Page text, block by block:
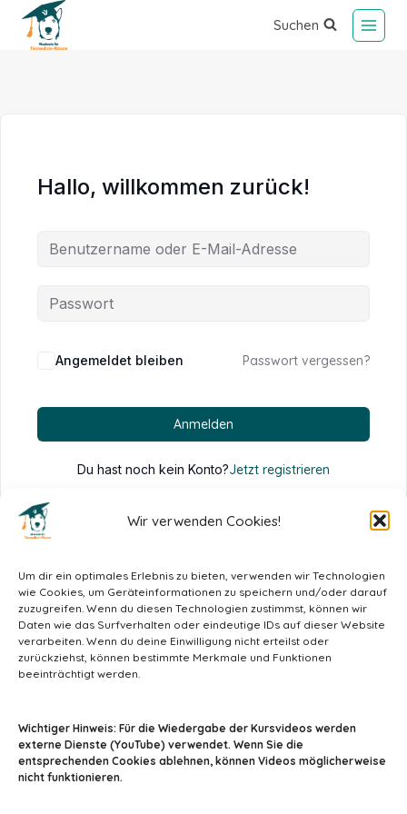
Wir verwenden Cookies!
Um dir ein optimales Erlebnis zu bieten, verwenden wir Technologien
wie Cookies, um Geräteinformationen zu speichern und/oder darauf
zuzugreifen. Wenn du diesen Technologien zustimmst, können wir
Daten wie das Surfverhalten oder eindeutige IDs auf dieser Website
verarbeiten. Wenn du deine Einwilligung nicht erteilst oder
zurückziehst, können bestimmte Merkmale und Funktionen
beeinträchtigt werden.
Wichtiger Hinweis: Für die Wiedergabe der Kursvideos werden
externe Dienste (YouTube) verwendet. Wenn Sie die
entsprechenden Cookies ablehnen, können Videos möglicherweise
nicht funktionieren.
Suchen
Hallo, willkommen zurück!
Alternative:
Angemeldet bleiben Passwort vergessen?
Anmelden
Du hast noch kein Konto?Jetzt registrieren
info@tiermedizin-wissen.de